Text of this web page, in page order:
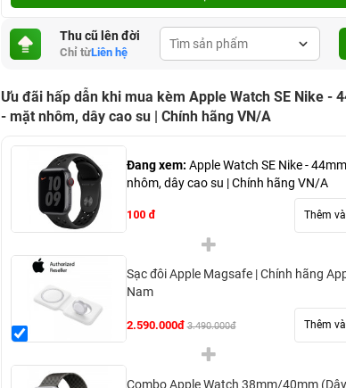
Thu cũ lên đời
Chỉ từLiên hệ
Ưu đãi hấp dẫn khi mua kèm Apple Watch SE Nike -
- mặt nhôm, dây cao su | Chính hãng VN/A
Đang xem: Apple Watch SE Nike -
nhôm, dây cao su | Chính hãng VN/A
100 đ Thêm
Sạc đôi Apple Magsafe | Chính hãng
Nam
2.590.000đ 3.490.000đ Thêm
Combo Apple Watch 38mm/40mm